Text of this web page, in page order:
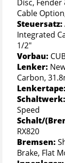
Disc,
Cable
Steuersatz:
Integrated
1/2"
Vorbau:
Lenker:
Carbon,
Lenkertape:
Schaltwerk:
Speed
Schalt/
RX820
Bremsen:
Brake, Flat